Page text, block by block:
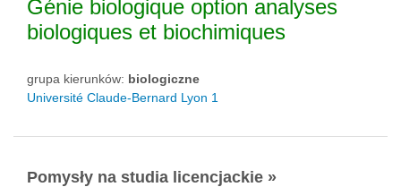
Génie biologique option analyses
biologiques et biochimiques
grupa kierunków: biologiczne
Université Claude-Bernard Lyon 1
Pomysły na studia licencjackie »